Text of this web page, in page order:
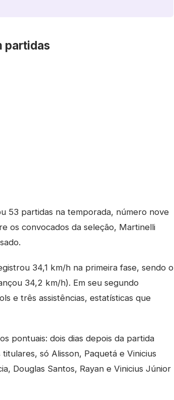
partidas
53 partidas na temporada, número nove
os convocados da seleção, Martinelli
34,1 km/h na primeira fase, sendo o
34,2 km/h). Em seu segundo
e três assistências, estatísticas que
pontuais: dois dias depois da partida
só Alisson, Paquetá e Vinicius
Douglas Santos, Rayan e Vinicius Júnior